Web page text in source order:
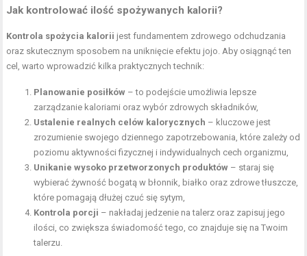
Jak kontrolować ilość spożywanych kalorii?
Kontrola spożycia kalorii jest fundamentem zdrowego odchudzania
oraz skutecznym sposobem na uniknięcie efektu jojo. Aby osiągnąć ten
cel, warto wprowadzić kilka praktycznych technik:
Planowanie posiłków – to podejście umożliwia lepsze
zarządzanie kaloriami oraz wybór zdrowych składników,
Ustalenie realnych celów kalorycznych – kluczowe jest
zrozumienie swojego dziennego zapotrzebowania, które zależy od
poziomu aktywności fizycznej i indywidualnych cech organizmu,
Unikanie wysoko przetworzonych produktów – staraj się
wybierać żywność bogatą w błonnik, białko oraz zdrowe tłuszcze,
które pomagają dłużej czuć się sytym,
Kontrola porcji – nakładaj jedzenie na talerz oraz zapisuj jego
ilości, co zwiększa świadomość tego, co znajduje się na Twoim
talerzu.